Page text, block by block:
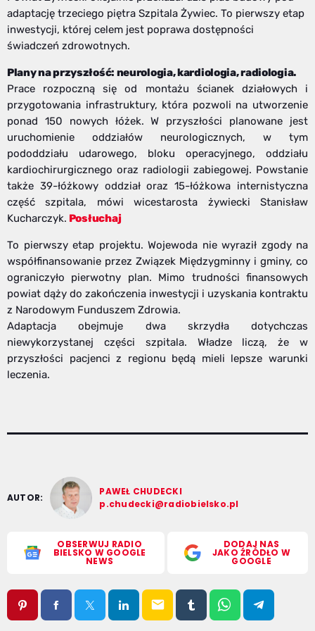
adaptację trzeciego piętra Szpitala Żywiec. To pierwszy etap
inwestycji, której celem jest poprawa dostępności
świadczeń zdrowotnych.
Plany na przyszłość: neurologia, kardiologia, radiologia.
Prace rozpoczną się od montażu ścianek działowych i
przygotowania infrastruktury, która pozwoli na utworzenie
ponad 150 nowych łóżek. W przyszłości planowane jest
uruchomienie oddziałów neurologicznych, w tym
pododdziału udarowego, bloku operacyjnego, oddziału
kardiochirurgicznego oraz radiologii zabiegowej. Powstanie
także 39-łóżkowy oddział oraz 15-łóżkowa internistyczna
część szpitala, mówi wicestarosta żywiecki Stanisław
Kucharczyk. Posłuchaj
To pierwszy etap projektu. Wojewoda nie wyraził zgody na
współfinansowanie przez Związek Międzygminny i gminy, co
ograniczyło pierwotny plan. Mimo trudności finansowych
powiat dąży do zakończenia inwestycji i uzyskania kontraktu
z Narodowym Funduszem Zdrowia.
Adaptacja obejmuje dwa skrzydła dotychczas
niewykorzystanej części szpitala. Władze liczą, że w
przyszłości pacjenci z regionu będą mieli lepsze warunki
leczenia.
AUTOR:
PAWEŁ CHUDECKI
p.chudecki@radiobielsko.pl
OBSERWUJ RADIO
BIELSKO W GOOGLE
NEWS
DODAJ NAS
JAKO ŹRÓDŁO W
GOOGLE
email